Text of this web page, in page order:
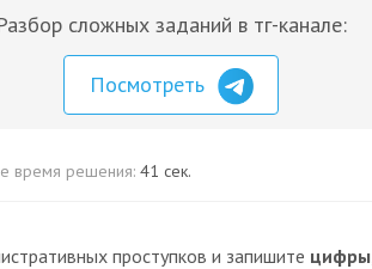
сложных заданий в тг-канале:
Посмотреть
время решения: 41 сек.
проступков и запишите цифры